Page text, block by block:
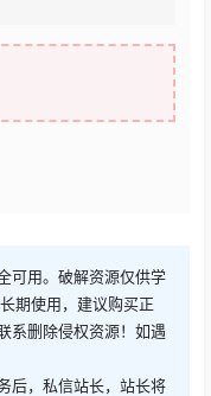
可用。破解资源仅供学
期使用，建议购买正
系删除侵权资源！如遇
后，私信站长，站长将